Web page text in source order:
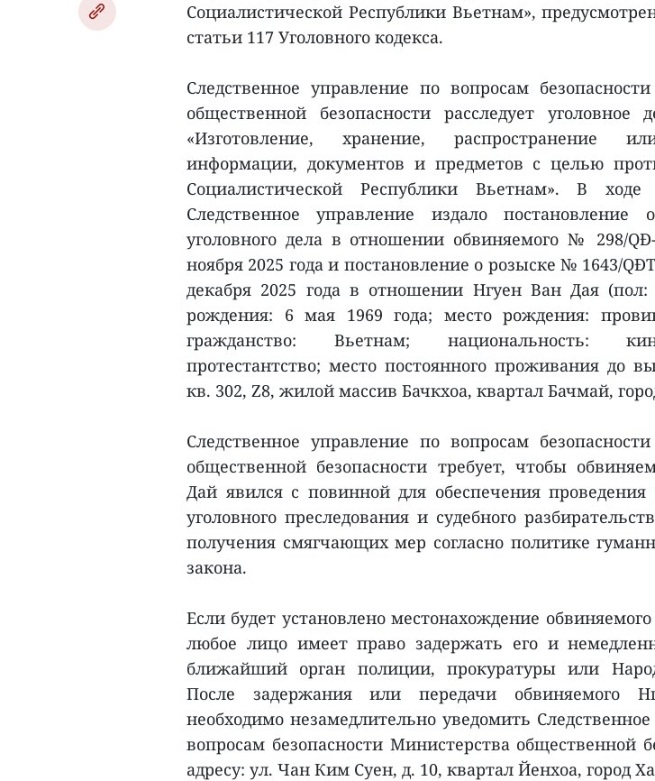
Социалистической Республики Вьетнам»,
статьи 117 Уголовного кодекса.
Следственное управление по вопросам
общественной безопасности расследует уголовное
«Изготовление, хранение, распространение
информации, документов и предметов с целью
Социалистической Республики Вьетнам». В ходе
Следственное управление издало постановление
уголовного дела в отношении обвиняемого № 298/
ноября 2025 года и постановление о розыске № 1643/
декабря 2025 года в отношении Нгуен Ван Дая
рождения: 6 мая 1969 года; место рождения:
гражданство: Вьетнам; национальность:
протестантство; место постоянного проживания до
кв. 302, Z8, жилой массив Бачкхоа, квартал Бачмай,
Следственное управление по вопросам
общественной безопасности требует, чтобы
Дай явился с повинной для обеспечения проведения
уголовного преследования и судебного
получения смягчающих мер согласно политике
закона.
Если будет установлено местонахождение
любое лицо имеет право задержать его и
ближайший орган полиции, прокуратуры или
После задержания или передачи обвиняемого
необходимо незамедлительно уведомить
вопросам безопасности Министерства общественной
адресу: ул. Чан Ким Суен, д. 10, квартал Йенхоа, город